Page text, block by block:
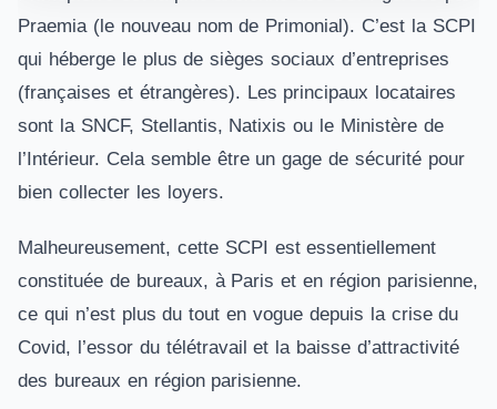
Praemia (le nouveau nom de Primonial). C’est la SCPI
qui héberge le plus de sièges sociaux d’entreprises
(françaises et étrangères). Les principaux locataires
sont la SNCF, Stellantis, Natixis ou le Ministère de
l’Intérieur. Cela semble être un gage de sécurité pour
bien collecter les loyers.
Malheureusement, cette SCPI est essentiellement
constituée de bureaux, à Paris et en région parisienne,
ce qui n’est plus du tout en vogue depuis la crise du
Covid, l’essor du télétravail et la baisse d’attractivité
des bureaux en région parisienne.